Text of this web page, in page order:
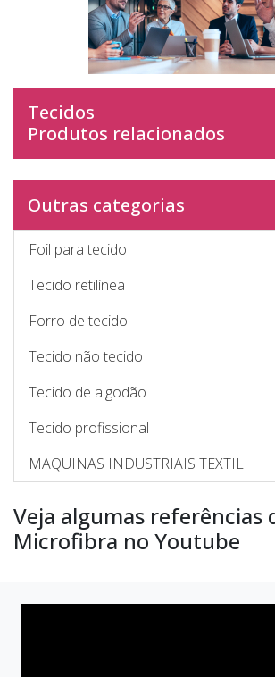
Tecidos
Produtos relacionados
Outras categorias
Foil para tecido
Tecido retilínea
Forro de tecido
Tecido não tecido
Tecido de algodão
Tecido profissional
MAQUINAS INDUSTRIAIS TEXTIL
Veja algumas referências
Microfibra no Youtube